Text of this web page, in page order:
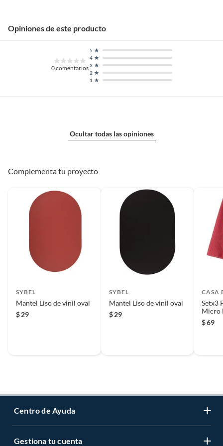
Opiniones de este producto
0comentarios
1
2
3
4
5
Ocultar todas las opiniones
Complementa tu proyecto
SYBEL
Mantel Liso de vinil oval
$29
SYBEL
Mantel Liso de vinil oval
$ 29
CASA
Setx3
Micro
$69
Centro de Ayuda
Servicio al Cliente
Gestiona tu cuenta